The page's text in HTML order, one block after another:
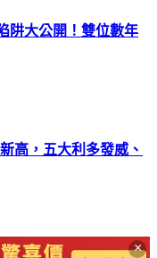
阱大公開！雙位數年
高，五大利多發威、
×